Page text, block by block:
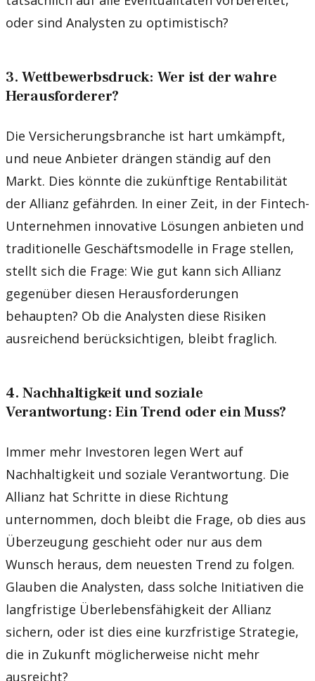
oder sind Analysten zu optimistisch?
3. Wettbewerbsdruck: Wer ist der wahre
Herausforderer?
Die Versicherungsbranche ist hart umkämpft,
und neue Anbieter drängen ständig auf den
Markt. Dies könnte die zukünftige Rentabilität
der Allianz gefährden. In einer Zeit, in der Fintech-
Unternehmen innovative Lösungen anbieten und
traditionelle Geschäftsmodelle in Frage stellen,
stellt sich die Frage: Wie gut kann sich Allianz
gegenüber diesen Herausforderungen
behaupten? Ob die Analysten diese Risiken
ausreichend berücksichtigen, bleibt fraglich.
4. Nachhaltigkeit und soziale
Verantwortung: Ein Trend oder ein Muss?
Immer mehr Investoren legen Wert auf
Nachhaltigkeit und soziale Verantwortung. Die
Allianz hat Schritte in diese Richtung
unternommen, doch bleibt die Frage, ob dies aus
Überzeugung geschieht oder nur aus dem
Wunsch heraus, dem neuesten Trend zu folgen.
Glauben die Analysten, dass solche Initiativen die
langfristige Überlebensfähigkeit der Allianz
sichern, oder ist dies eine kurzfristige Strategie,
die in Zukunft möglicherweise nicht mehr
ausreicht?